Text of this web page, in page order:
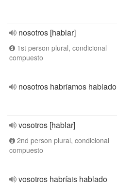
nosotros [hablar]
1st person plural, condicional
compuesto
nosotros habríamos hablado
vosotros [hablar]
2nd person plural, condicional
compuesto
vosotros habríais hablado